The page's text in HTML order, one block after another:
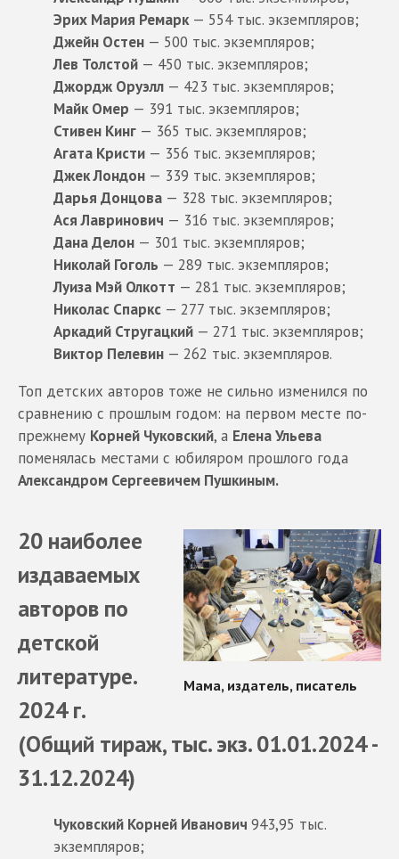
Эрих Мария Ремарк — 554 тыс. экземпляров;
Джейн Остен — 500 тыс. экземпляров;
Лев Толстой — 450 тыс. экземпляров;
Джордж Оруэлл — 423 тыс. экземпляров;
Майк Омер — 391 тыс. экземпляров;
Стивен Кинг — 365 тыс. экземпляров;
Агата Кристи — 356 тыс. экземпляров;
Джек Лондон — 339 тыс. экземпляров;
Дарья Донцова — 328 тыс. экземпляров;
Ася Лавринович — 316 тыс. экземпляров;
Дана Делон — 301 тыс. экземпляров;
Николай Гоголь — 289 тыс. экземпляров;
Луиза Мэй Олкотт — 281 тыс. экземпляров;
Николас Спаркс — 277 тыс. экземпляров;
Аркадий Стругацкий — 271 тыс. экземпляров;
Виктор Пелевин — 262 тыс. экземпляров.
Топ детских авторов тоже не сильно изменился по
сравнению с прошлым годом: на первом месте по-
прежнему Корней Чуковский, а Елена Ульева
поменялась местами с юбиляром прошлого года
Александром Сергеевичем Пушкиным.
20 наиболее
издаваемых
авторов по
детской
литературе.
2024 г.
(Общий тираж, тыс. экз. 01.01.2024 -
31.12.2024)
Чуковский Корней Иванович 943,95 тыс.
экземпляров;